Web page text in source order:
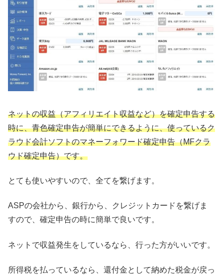
ネットの収益（アフィリエイト収益など）を確定申告する
時に、青色確定申告が簡単にできるように、使っているク
ラウド会計ソフトのマネーフォワード確定申告（MFクラ
ウド確定申告）です。
とても使いやすいので、全てを繋げます。
ASPの会社から、銀行から、クレジットカードを繋げま
すので、確定申告の時に簡単で良いです。
ネットで収益発生をしているなら、行った方がいいです。
所得税を払っているなら、還付金として納めた税金が戻っ